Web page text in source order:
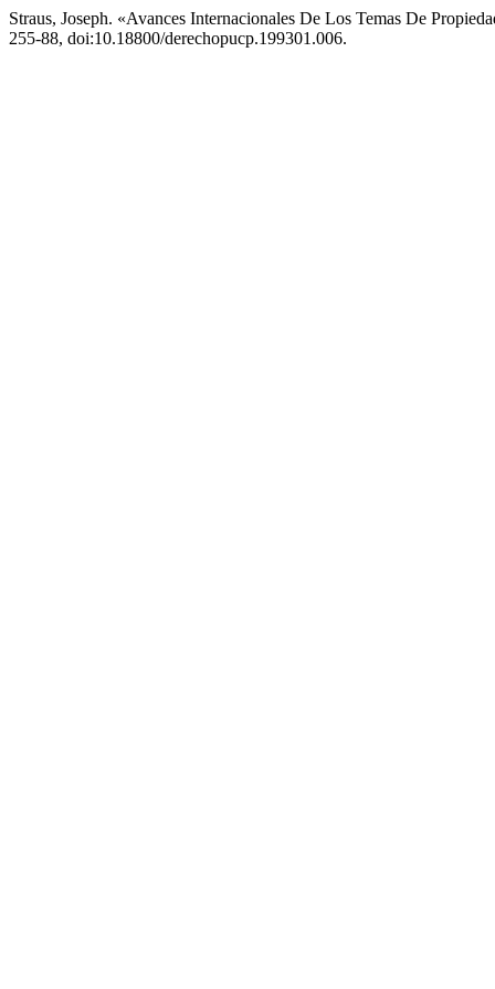
Straus, Joseph. «Avances Internacionales De Los Temas De
255-88, doi:10.18800/derechopucp.199301.006.